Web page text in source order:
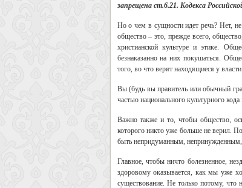
запрещена ст.6.21. Кодекса
Но о чем в сущности идет речь? Нет,
общество – это, прежде всего,
христианской культуре и этике.
безнаказанно на них покушаться.
того, во что верят находящиеся у
Вы (будь вы правитель или обычный
частью национального культурного
Важно также и то, чтобы общество,
которого никто уже больше не верил.
быть непридуманным,
Главное, чтобы ничто болезненное,
здоровому оказывается, как мы уже
существование. Не только потому, что